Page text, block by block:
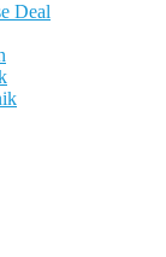
Deal